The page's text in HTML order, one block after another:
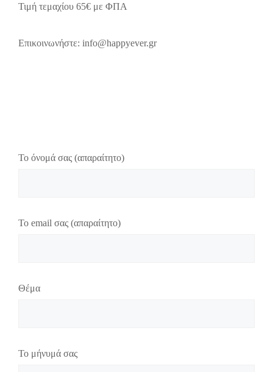
Τιμή τεμαχίου 65€ με ΦΠΑ
Επικοινωνήστε: info@happyever.gr
Το όνομά σας (απαραίτητο)
Το email σας (απαραίτητο)
Θέμα
Το μήνυμά σας